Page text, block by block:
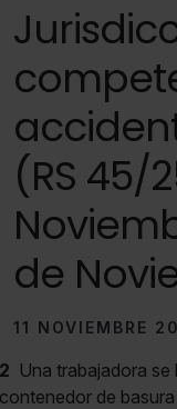
(RS 45/
de
11 NOVIEMBRE
2 Una trabajadora se
contenedor de